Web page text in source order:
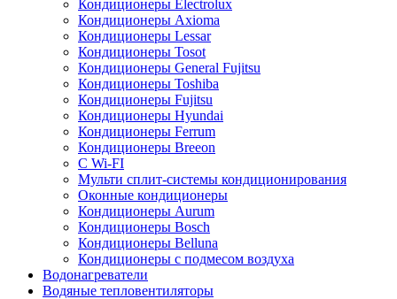
Кондиционеры Electrolux
Кондиционеры Axioma
Кондиционеры Lessar
Кондиционеры Tosot
Кондиционеры General Fujitsu
Кондиционеры Toshiba
Кондиционеры Fujitsu
Кондиционеры Hyundai
Кондиционеры Ferrum
Кондиционеры Breeon
С Wi-FI
Мульти сплит-системы кондиционирования
Оконные кондиционеры
Кондиционеры Aurum
Кондиционеры Bosch
Кондиционеры Belluna
Кондиционеры с подмесом воздуха
Водонагреватели
Водяные тепловентиляторы